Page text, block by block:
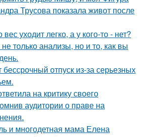
Трусова показала живот после
уходит легко, а у кого-то - нет?
только анализы, но и то, как вы
отпуск из-за серьезных
на критику своего
аудитории о праве на
и многодетная мама Елена